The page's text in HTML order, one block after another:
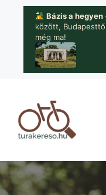
Kilépés
tartalomba
Bázis a hegyen
között,
még ma!